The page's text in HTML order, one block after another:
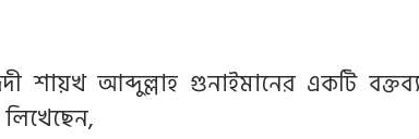
শায়খ আব্দুল্লাহ গুনাইমানের একটি